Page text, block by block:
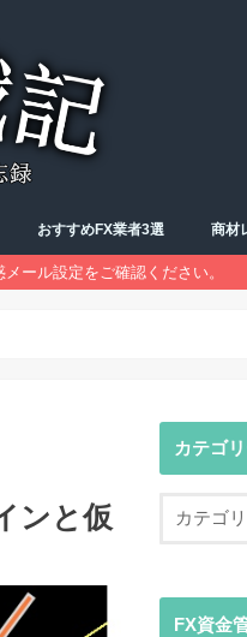
録
おすすめFX業者3選 商材
おす
Sラン
Aラン
Bラン
Cラン
Dラン
ール設定をご確認ください。
ンと仮
カテゴ
FX資金